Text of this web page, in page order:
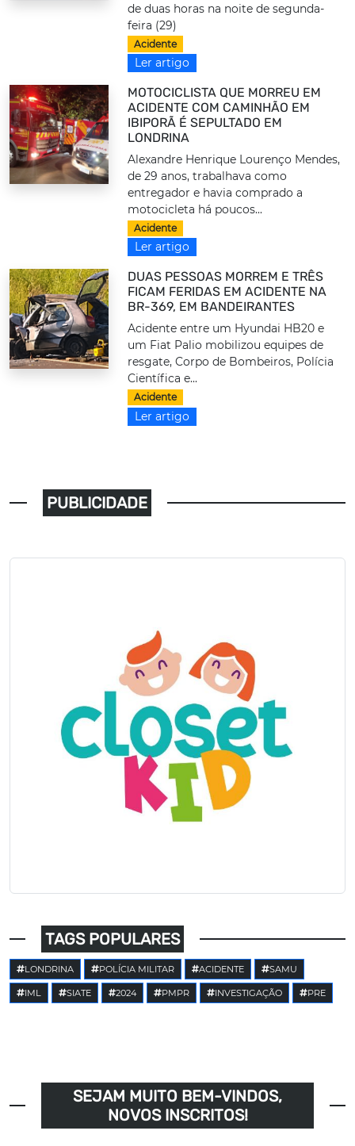
de duas horas na noite de segunda-
feira (29)
Acidente
Ler artigo
MOTOCICLISTA QUE MORREU EM
ACIDENTE COM CAMINHÃO EM
IBIPORÃ É SEPULTADO EM
LONDRINA
Alexandre Henrique Lourenço Mendes,
de 29 anos, trabalhava como
entregador e havia comprado a
motocicleta há poucos...
Acidente
Ler artigo
DUAS PESSOAS MORREM E TRÊS
FICAM FERIDAS EM ACIDENTE NA
BR-369, EM BANDEIRANTES
Acidente entre um Hyundai HB20 e
um Fiat Palio mobilizou equipes de
resgate, Corpo de Bombeiros, Polícia
Científica e...
Acidente
Ler artigo
PUBLICIDADE
TAGS POPULARES
LONDRINA POLÍCIA MILITAR ACIDENTE SAMU
IML SIATE 2024 PMPR INVESTIGAÇÃO PRE
SEJAM MUITO BEM-VINDOS,
NOVOS INSCRITOS!